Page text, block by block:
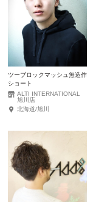
ツーブロックマッシュ無造作
ショート
ALTI INTERNATIONAL
旭川店
北海道/旭川